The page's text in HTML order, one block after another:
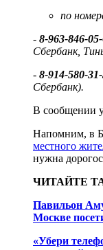
по
- 8-963-846-
Сбербанк,
- 8-914-580-
Сбербанк).
В сообщении
Напомним, в
местного
нужна
ЧИТАЙТЕ
Павильон
Москве
«Убери